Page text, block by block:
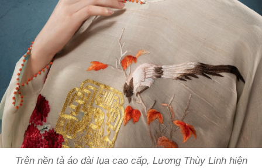
Trên nền tà áo dài lụa cao cấp, Lương Thùy Linh hiện